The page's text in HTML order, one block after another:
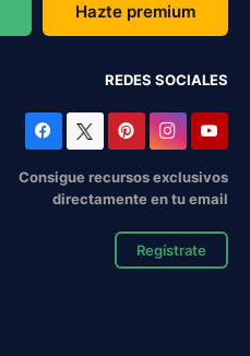
Hazte premium
REDES SOCIALES
Consigue recursos exclusivos
directamente en tu email
Regístrate